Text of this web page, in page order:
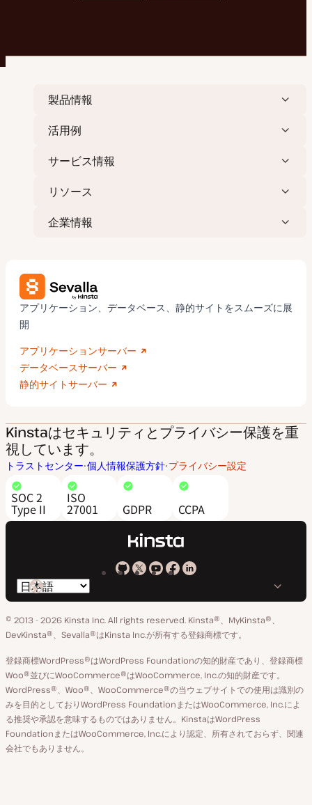
製品情報
活用例
サービス情報
リソース
企業情報
アプリケーション、データベース、静的サイトをスムーズに展
開
アプリケーションサーバー
データベースサーバー
静的サイトサーバー
Kinstaはセキュリティとプライバシー保護を重
視しています。
トラストセンター 個人情報保護方針 プライバシー設定
SOC 2
Type II
ISO
27001 GDPR CCPA
Kinsta
GitHub
Kinsta
X
ア
カ
ウ
ン
ト
Kinsta
YouTube
Kinsta
Facebook
Kinsta
LinkedIn
ペ
ー
ジ
言
語
の
り
替
え
© 2013 - 2026 Kinsta Inc. All rights reserved. Kinsta®、MyKinsta®、
DevKinsta®、Sevalla®はKinsta Inc.が所有する登録商標です。
登録商標WordPress®はWordPress Foundationの知的財産であり、登録商標
Woo®並びにWooCommerce®はWooCommerce, Inc.の知的財産です。
WordPress®、Woo®、WooCommerce®の当ウェブサイトでの使用は識別の
みを目的としておりWordPress FoundationまたはWooCommerce, Inc.によ
る推奨や承認を意味するものではありません。KinstaはWordPress
FoundationまたはWooCommerce, Inc.により認定、所有されておらず、関連
会社でもありません。